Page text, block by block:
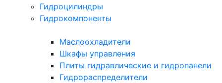
Гидроцилиндры
Гидрокомпоненты
Маслоохладители
Шкафы управления
Плиты гидравлические и гидропанели
Гидрораспределители